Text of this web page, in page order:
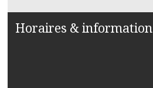
Horaires & information